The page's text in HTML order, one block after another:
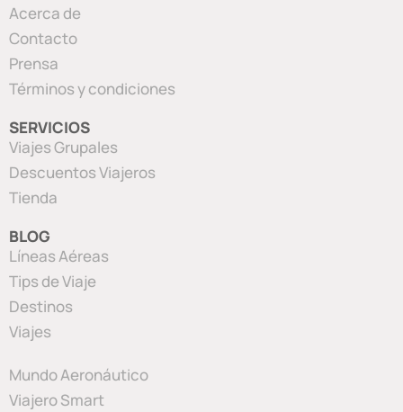
Acerca de
Contacto
Prensa
Términos y condiciones
SERVICIOS
Viajes Grupales
Descuentos Viajeros
Tienda
BLOG
Líneas Aéreas
Tips de Viaje
Destinos
Viajes
Mundo Aeronáutico
Viajero Smart